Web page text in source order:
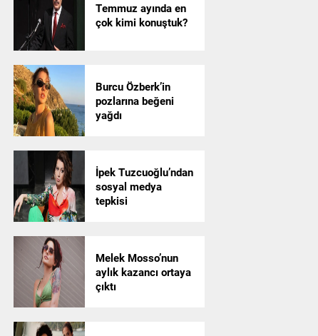
Temmuz ayında en
çok kimi konuştuk?
Burcu Özberk’in
pozlarına beğeni
yağdı
İpek Tuzcuoğlu’ndan
sosyal medya
tepkisi
Melek Mosso’nun
aylık kazancı ortaya
çıktı